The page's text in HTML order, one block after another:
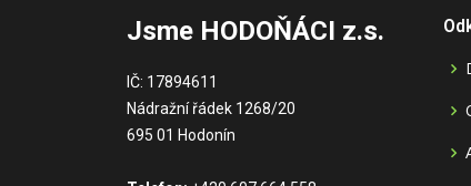
Jsme HODOŇÁCI z.s.
IČ: 17894611
Nádražní řádek 1268/20
695 01 Hodonín